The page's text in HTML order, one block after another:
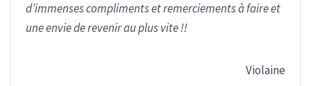
d’immenses compliments et remerciements à faire et
une envie de revenir au plus vite !!
Violaine